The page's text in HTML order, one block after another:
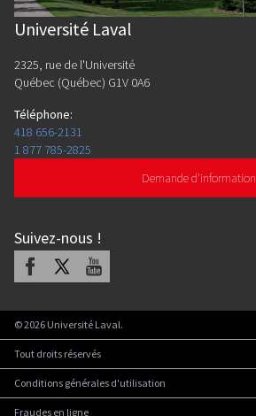
Université Laval
2325, rue de l'Université
Québec (Québec) G1V 0A6
Téléphone:
418 656-2131
1 877 785-2825
Demande d'information
Suivez-nous !
Facebook Youtube
©2026 Université Laval.
Tout droits réservés
Conditions générales d'utilisation
Fraudes en ligne